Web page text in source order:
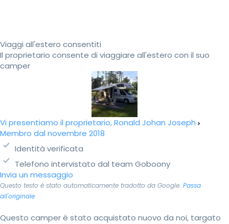
Viaggi all'estero consentiti
Il proprietario consente di viaggiare all'estero con il suo
camper
Vi presentiamo il proprietario, Ronald Johan Joseph
Membro dal novembre 2018
Identità verificata
Telefono intervistato dal team Goboony
Invia un messaggio
Questo testo è stato automaticamente tradotto da Google. Passa
all'originale
Questo camper è stato acquistato nuovo da noi, targato